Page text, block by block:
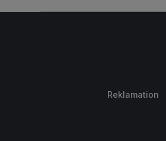
Reklamation